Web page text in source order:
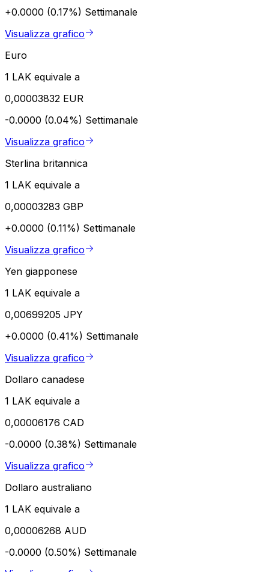
+0.0000 (0.17%) Settimanale
Visualizza grafico
Euro
1 LAK equivale a
0,00003832 EUR
-0.0000 (0.04%) Settimanale
Visualizza grafico
Sterlina britannica
1 LAK equivale a
0,00003283 GBP
+0.0000 (0.11%) Settimanale
Visualizza grafico
Yen giapponese
1 LAK equivale a
0,00699205 JPY
+0.0000 (0.41%) Settimanale
Visualizza grafico
Dollaro canadese
1 LAK equivale a
0,00006176 CAD
-0.0000 (0.38%) Settimanale
Visualizza grafico
Dollaro australiano
1 LAK equivale a
0,00006268 AUD
-0.0000 (0.50%) Settimanale